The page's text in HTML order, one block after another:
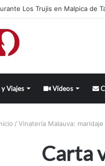
Los Trujis en Malpica de
y Viajes Vídeos
/ Vinatería Malauva:
Carta